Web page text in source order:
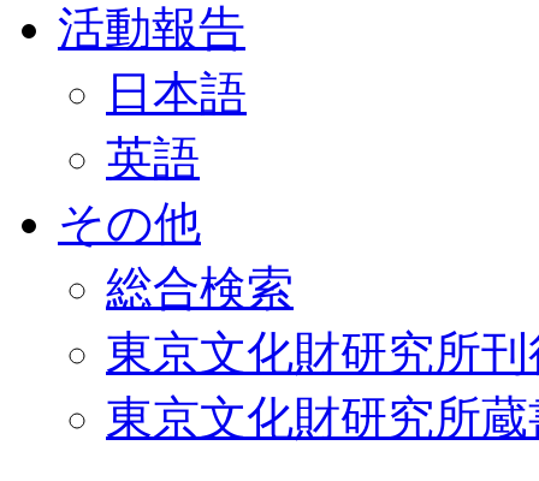
活動報告
日本語
英語
その他
総合検索
東京文化財研究所
東京文化財研究所